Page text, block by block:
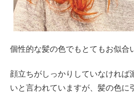
個性的な髪の色でもとてもお似合
顔立ちがしっかりしていなければ
いと言われていますが、髪の色に